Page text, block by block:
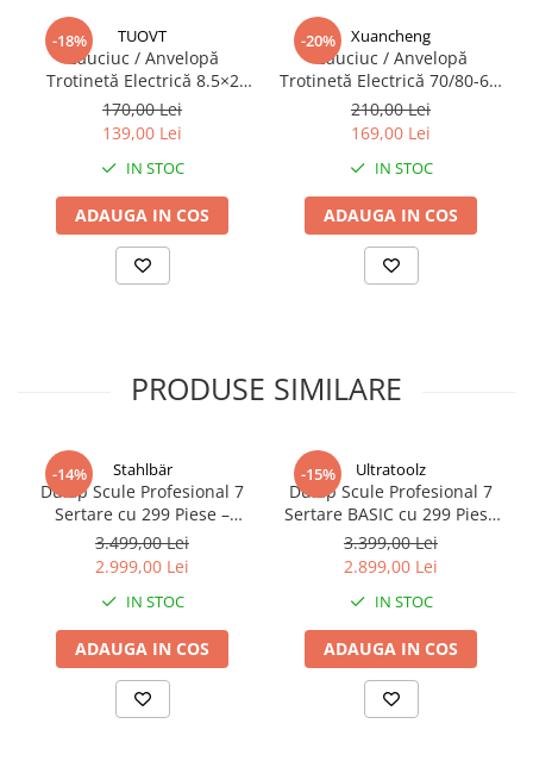
-18% TUOVT
Cauciuc / Anvelopă
Trotinetă Electrică 8.5×2
(50-134) Tubetype Cityroad
170,00 Lei
139,00 Lei
IN STOC
ADAUGA IN COS
-20% Xuancheng
Cauciuc / Anvelopă
Trotinetă Electrică 70/80-6.5
Tubeless Cityroad
210,00 Lei
169,00 Lei
IN STOC
ADAUGA IN COS
PRODUSE SIMILARE
-14% Stahlbär
Dulap Scule Profesional 7
Sertare cu 299 Piese –
Troler Service Mobil 75KG,
Roți 5” – UltraToolz Stahlbar
3.499,00 Lei
2.999,00 Lei
IN STOC
ADAUGA IN COS
-15% Ultratoolz
Dulap Scule Profesional 7
Sertare BASIC cu 299 Piese
– Troler Service 75KG –
UltraToolz 7/7
3.399,00 Lei
2.899,00 Lei
IN STOC
ADAUGA IN COS